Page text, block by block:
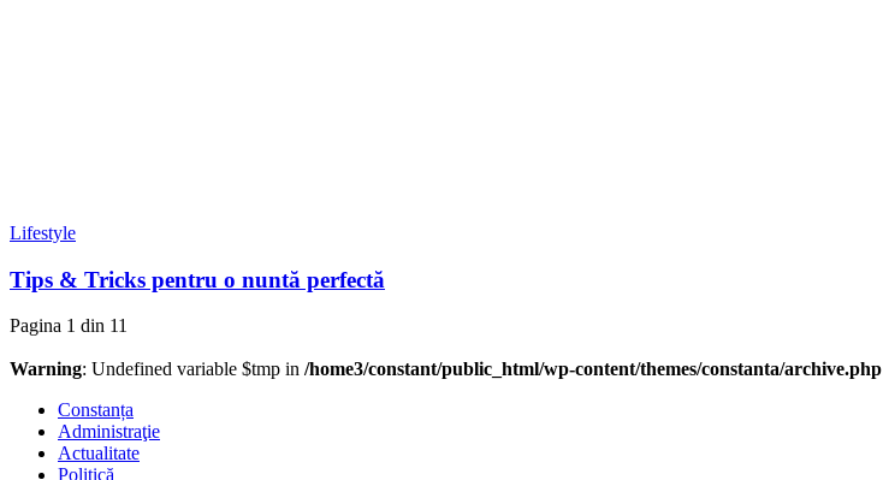
Lifestyle
Tips & Tricks pentru o nuntă perfectă
Pagina 1 din 11
Warning: Undefined variable $tmp in /home3/constant/public_html/wp-content/themes/constanta/archive.php
Constanța
Administraţie
Actualitate
Politică